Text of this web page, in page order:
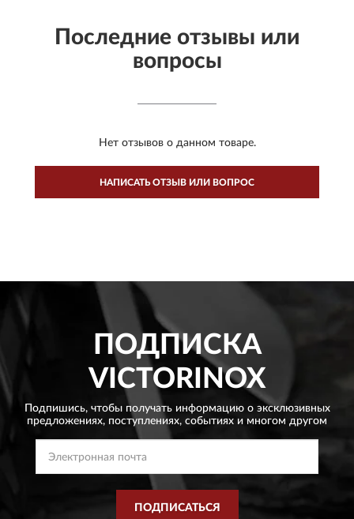
Последние отзывы или
вопросы
Нет отзывов о данном товаре.
НАПИСАТЬ ОТЗЫВ ИЛИ ВОПРОС
ПОДПИСКА
VICTORINOX
Подпишись, чтобы получать информацию о эксклюзивных
предложениях, поступлениях, событиях и многом другом
ПОДПИСАТЬСЯ